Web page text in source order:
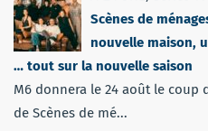
Scènes de
nouvelle maison,
… tout sur la nouvelle saison
M6 donnera le 24 août le coup
de Scènes de mé...